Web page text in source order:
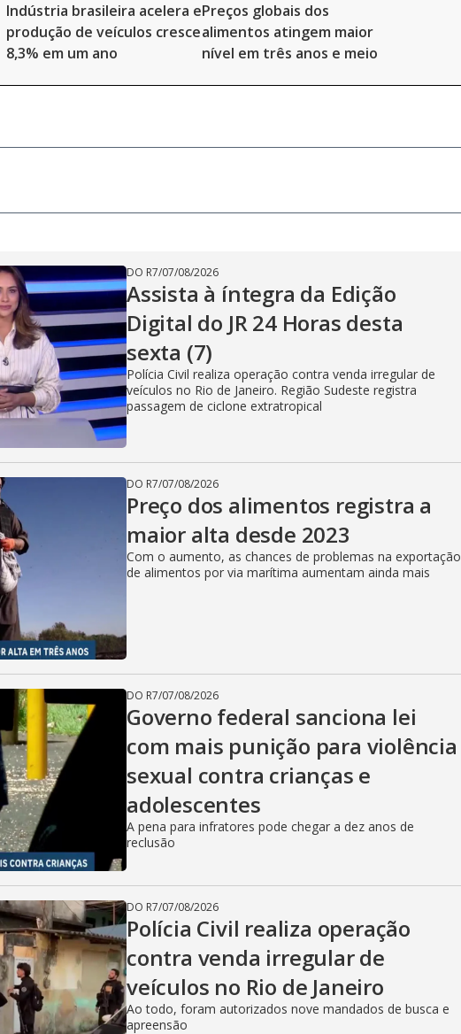
Indústria brasileira acelera e
produção de veículos cresce
8,3% em um ano
Preços globais dos
alimentos atingem maior
nível em três anos e meio
DO R7/07/08/2026
Assista à íntegra da Edição
Digital do JR 24 Horas desta
sexta (7)
Polícia Civil realiza operação contra venda irregular de
veículos no Rio de Janeiro. Região Sudeste registra
passagem de ciclone extratropical
DO R7/07/08/2026
Preço dos alimentos registra a
maior alta desde 2023
Com o aumento, as chances de problemas na exportação
de alimentos por via marítima aumentam ainda mais
DO R7/07/08/2026
Governo federal sanciona lei
com mais punição para violência
sexual contra crianças e
adolescentes
A pena para infratores pode chegar a dez anos de
reclusão
DO R7/07/08/2026
Polícia Civil realiza operação
contra venda irregular de
veículos no Rio de Janeiro
Ao todo, foram autorizados nove mandados de busca e
apreensão